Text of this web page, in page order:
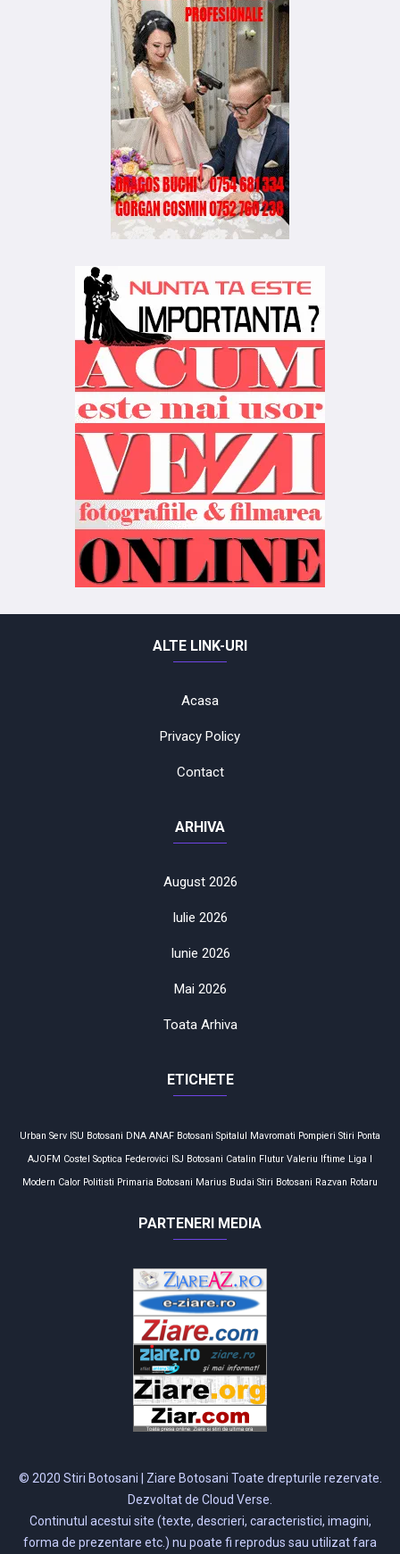
ALTE LINK-URI
Acasa
Privacy Policy
Contact
ARHIVA
August 2026
Iulie 2026
Iunie 2026
Mai 2026
Toata Arhiva
ETICHETE
Urban Serv ISU Botosani DNA ANAF Botosani Spitalul Mavromati Pompieri Stiri Ponta
AJOFM Costel Soptica Federovici ISJ Botosani Catalin Flutur Valeriu Iftime Liga I
Modern Calor Politisti Primaria Botosani Marius Budai Stiri Botosani Razvan Rotaru
PARTENERI MEDIA
© 2020 Stiri Botosani | Ziare Botosani Toate drepturile rezervate.
Dezvoltat de Cloud Verse.
Continutul acestui site (texte, descrieri, caracteristici, imagini,
forma de prezentare etc.) nu poate fi reprodus sau utilizat fara